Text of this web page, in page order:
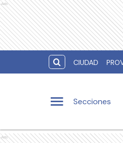
Ads
CIUDAD
Secciones
Ads